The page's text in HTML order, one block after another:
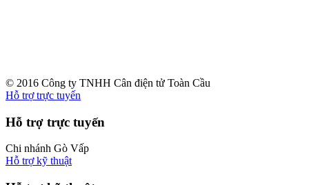
© 2016 Công ty TNHH Cân điện tử Toàn Cầu
Hỗ trợ trực tuyến
Hỗ trợ trực tuyến
Chi nhánh Gò Vấp
Hỗ trợ kỹ thuật